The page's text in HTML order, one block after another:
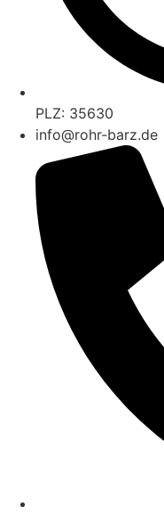
PLZ: 35630
info@rohr-barz.de